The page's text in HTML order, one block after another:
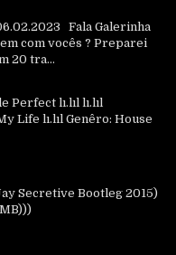
Fala Galerinha
com vocês ? Preparei
20 tra...
Perfect lı.lıl lı.lıl
Life lı.lıl Genêro: House
Secretive Bootleg 2015)